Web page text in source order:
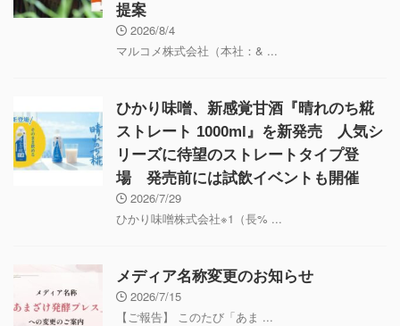
提案
2026/8/4
マルコメ株式会社（本社：& ...
ひかり味噌、新感覚甘酒『晴れのち糀
ストレート 1000ml』を新発売 人気シ
リーズに待望のストレートタイプ登
場 発売前には試飲イベントも開催
2026/7/29
ひかり味噌株式会社※1（長% ...
メディア名称変更のお知らせ
2026/7/15
【ご報告】 このたび「あま ...